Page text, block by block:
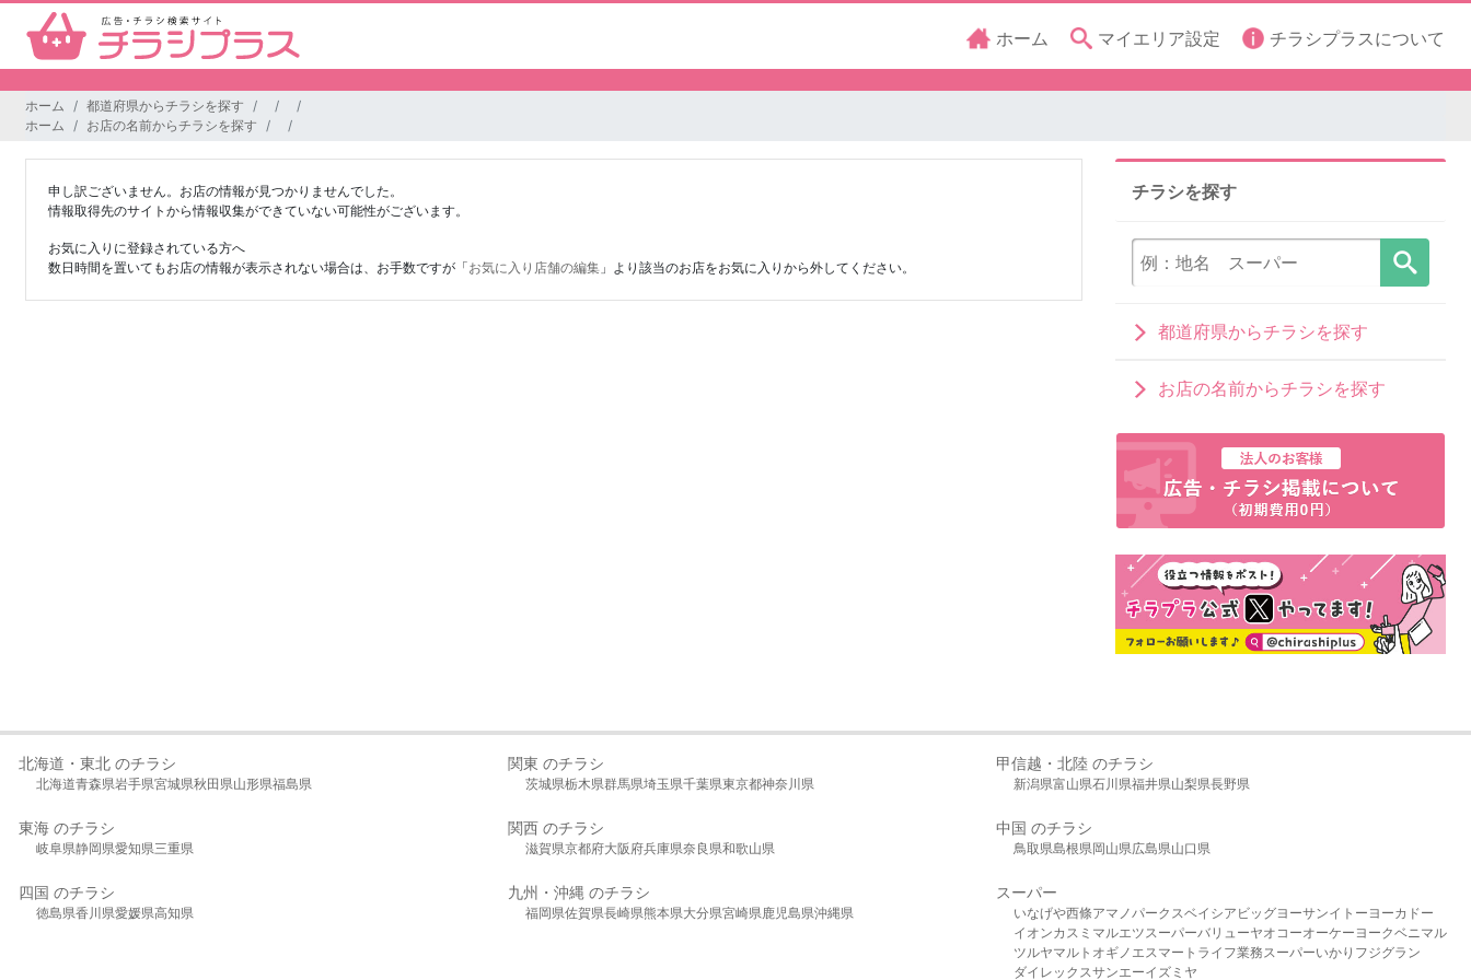
ホーム マイエリア設定 チラシプラスについて
ホーム
都道府県からチラシを探す
ホーム
お店の名前からチラシを探す
申し訳ございません。お店の情報が見つかりませんでした。
情報取得先のサイトから情報収集ができていない可能性がございます。
お気に入りに登録されている方へ
数日時間を置いてもお店の情報が表示されない場合は、お手数ですが「お気に入り店舗の編集 」より該当のお店をお気に入りから外してください。
チラシを探す
都道府県からチラシを探す
お店の名前からチラシを探す
北海道・東北 のチラシ
北海道青森県岩手県宮城県秋田県山形県福島県
関東 のチラシ
茨城県栃木県群馬県埼玉県千葉県東京都神奈川県
甲信越・北陸 のチラシ
新潟県富山県石川県福井県山梨県長野県
東海 のチラシ
岐阜県静岡県愛知県三重県
関西 のチラシ
滋賀県京都府大阪府兵庫県奈良県和歌山県
中国 のチラシ
鳥取県島根県岡山県広島県山口県
四国 のチラシ
徳島県香川県愛媛県高知県
九州・沖縄 のチラシ
福岡県佐賀県長崎県熊本県大分県宮崎県 鹿児島県沖縄県
スーパー
いなげや西條アマノパークスベイシア ビッグヨーサンイトーヨーカドー
イオンカスミ マルエツ スーパーバリューヤオコーオーケー ヨークベニマル
ツルヤマルト オギノ エスマート ライフ業務スーパーいかり フジグラン
ダイレックスサンエーイズミヤ